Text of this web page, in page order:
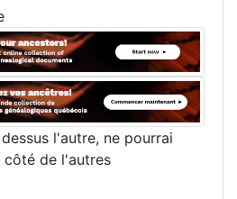
l'autre, ne pourrai
côté de l'autres